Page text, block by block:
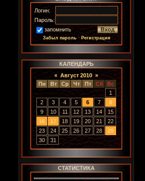
Логин:
Пароль:
запомнить
Забыл пароль·Регистрация
КАЛЕНДАРЬ
« Август 2010 »
Пн
Вт Ср Чт Пт Сб
Вс
1
2
3 4 5 6 7
8
9
10 11 12 13 14
15
16
17 18 19 20 21
22
23
24 25 26 27 28
29
30
31
СТАТИСТИКА